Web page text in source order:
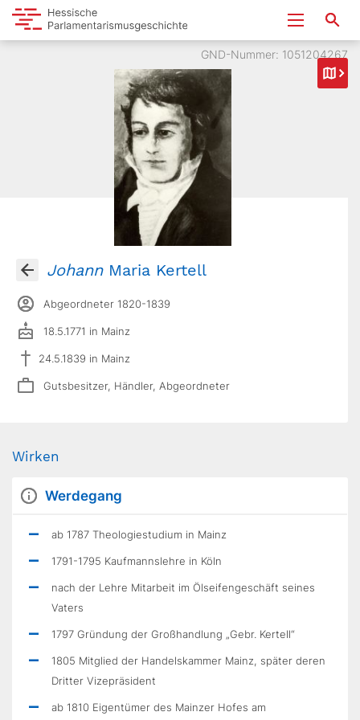
GND-Nummer: 1051204267
JohannMaria Kertell
Abgeordneter 1820-1839
18.5.1771 in Mainz
24.5.1839 in Mainz
Gutsbesitzer, Händler, Abgeordneter
Wirken
Werdegang
ab 1787 Theologiestudium in Mainz
1791-1795 Kaufmannslehre in Köln
nach der Lehre Mitarbeit im Ölseifengeschäft seines
Vaters
1797 Gründung der Großhandlung „Gebr. Kertell“
1805 Mitglied der Handelskammer Mainz, später deren
Dritter Vizepräsident
ab 1810 Eigentümer des Mainzer Hofes am